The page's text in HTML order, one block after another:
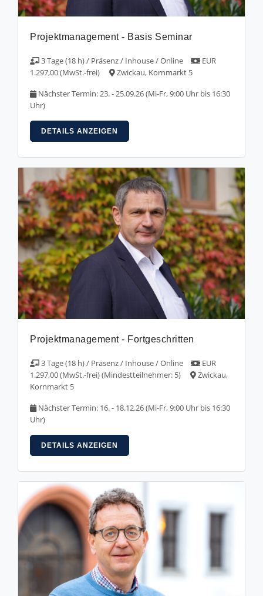
Projektmanagement - Basis Seminar
3 Tage (18 h) / Präsenz / Inhouse / Online
EUR
1.297,00 (MwSt.-frei)
Zwickau, Kornmarkt 5
Nächster Termin: 23. - 25.09.26 (Mi-Fr, 9:00 Uhr bis 16:30
Uhr)
DETAILS ANZEIGEN
Projektmanagement - Fortgeschritten
3 Tage (18 h) / Präsenz / Inhouse / Online
EUR
1.297,00 (MwSt.-frei) (Mindestteilnehmer: 5)
Zwickau,
Kornmarkt 5
Nächster Termin: 16. - 18.12.26 (Mi-Fr, 9:00 Uhr bis 16:30
Uhr)
DETAILS ANZEIGEN